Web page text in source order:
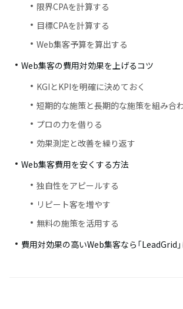
限界CPAを計算する
目標CPAを計算する
Web集客予算を算出する
Web集客の費用対効果を上げるコツ
KGIとKPIを明確に決めておく
短期的な施策と長期的な施策を組み合
プロの力を借りる
効果測定と改善を繰り返す
Web集客費用を安くする方法
独自性をアピールする
リピート客を増やす
無料の施策を活用する
費用対効果の高いWeb集客なら「LeadGrid